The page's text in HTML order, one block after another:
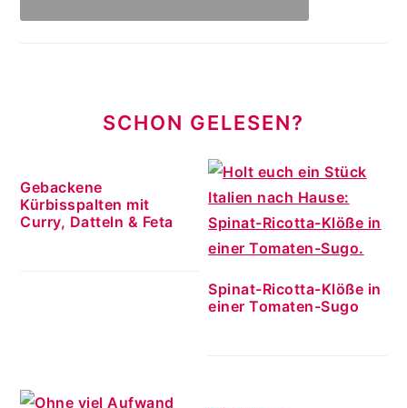
SCHON GELESEN?
Gebackene
Kürbisspalten mit
Curry, Datteln & Feta
Spinat-Ricotta-Klöße in
einer Tomaten-Sugo